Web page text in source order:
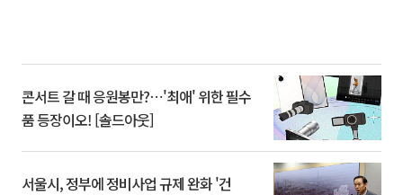
콘서트 갈 때 응원봉만?⋯'최애' 위한 필수
품 등장이오! [솔드아웃]
서울시, 정부에 정비사업 규제 완화 '건